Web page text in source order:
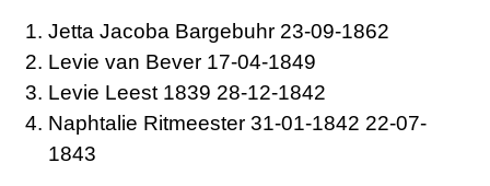
Jetta Jacoba Bargebuhr 23-09-1862
Levie van Bever 17-04-1849
Levie Leest 1839 28-12-1842
Naphtalie Ritmeester 31-01-1842 22-07-
1843